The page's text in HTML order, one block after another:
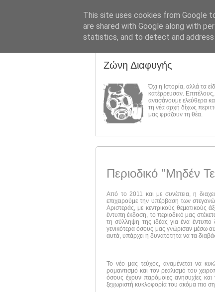
Ζώνη Διαφυγής
Όχι η Ιστορία, αλλά τα
κατέρρευσαν.
ανασάνουμε ελεύθερα
τη νέα αρχή δίχως
μας φράζουν τη θέα.
Περιοδικό "Μηδέν
Από το 2011 και με συνέπεια, η
επιχειρούμε την υπέρβαση των
Αριστεράς, με κεντρικούς θεματικούς
έντυπη έκδοση, το περιοδικό μας
τη σύλληψη της ιδέας για ένα έντυπο
γενικότερα όσους μας γνώρισαν μέσω
αυτά, υπάρχει η δυνατότητα να τα
Το νέο μας τεύχος, αναμένεται να
ρομαντισμό και τον ρεαλισμό του
όσους έχουν παρόμοιες ανησυχίες
ξεχωριστή κυκλοφορία του ακόμα πιο
This site uses cookies from Google
are shared with Google along with
statistics, and to detect and address